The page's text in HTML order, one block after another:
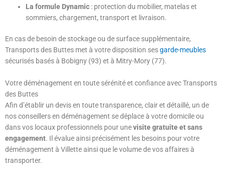
La formule Dynamic : protection du mobilier, matelas et
sommiers, chargement, transport et livraison.
En cas de besoin de stockage ou de surface supplémentaire,
Transports des Buttes met à votre disposition sesgarde-meubles
sécurisés basés à Bobigny (93) et à Mitry-Mory (77).
Votre déménagement en toute sérénité et confiance avec Transports
des Buttes
Afin d’établir un devis en toute transparence, clair et détaillé, un de
nos conseillers en déménagement se déplace à votre domicile ou
dans vos locaux professionnels pour unevisite gratuite et sans
engagement. Il évalue ainsi précisément les besoins pour votre
déménagement à Villette ainsi que le volume de vos affaires à
transporter.